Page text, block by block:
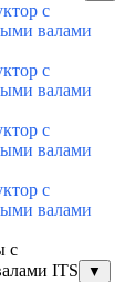
с
валами
с
валами
с
валами
с
валами
с
ITS
▼